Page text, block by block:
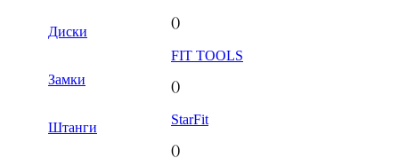
Диски
Замки
Штанги
()
FIT TOOLS
()
StarFit
()